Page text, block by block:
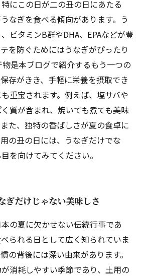
にこの日が二の丑の日にあたる
なぎを食べる傾向があります。う
ビタミンB群やDHA、EPAなどが豊
を防ぐためにはうなぎがぴったり
是本ブログで紹介するもう一つの
存がきき、手軽に栄養を摂取でき
重宝されます。例えば、塩サバや
質が含まれ、焼いても煮ても美味
た、独特の香ばしさが夏の食卓に
の丑の日には、うなぎだけでな
を向けてみてください。
ぎだけじゃない美味しさ
の夏に欠かせない伝統行事であ
られる日として広く知られていま
の背後には深い由来があります。
消耗しやすい季節であり、土用の